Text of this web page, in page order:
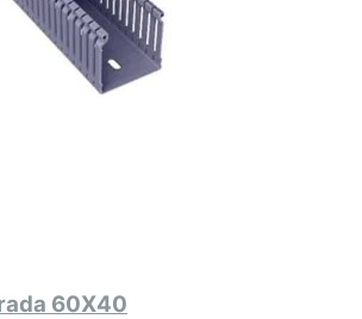
60X40